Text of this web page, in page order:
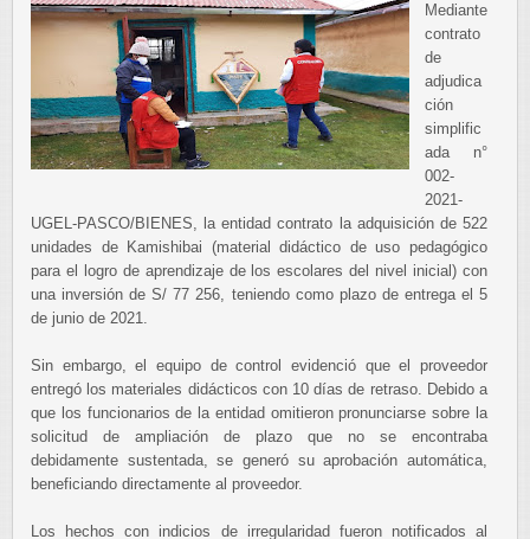
Mediante
contrato
de
adjudica
ción
simplific
ada n°
002-
2021-
UGEL-PASCO/BIENES, la entidad contrato la adquisición de 522
unidades de Kamishibai (material didáctico de uso pedagógico
para el logro de aprendizaje de los escolares del nivel inicial) con
una inversión de S/ 77 256, teniendo como plazo de entrega el 5
de junio de 2021.
Sin embargo, el equipo de control evidenció que el proveedor
entregó los materiales didácticos con 10 días de retraso. Debido a
que los funcionarios de la entidad omitieron pronunciarse sobre la
solicitud de ampliación de plazo que no se encontraba
debidamente sustentada, se generó su aprobación automática,
beneficiando directamente al proveedor.
Los hechos con indicios de irregularidad fueron notificados al